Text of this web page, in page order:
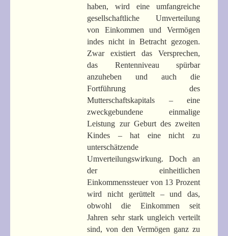
haben, wird eine umfangreiche
gesellschaftliche Umverteilung
von Einkommen und Vermögen
indes nicht in Betracht gezogen.
Zwar existiert das Versprechen,
das Rentenniveau spürbar
anzuheben und auch die
Fortführung des
Mutterschaftskapitals – eine
zweckgebundene einmalige
Leistung zur Geburt des zweiten
Kindes – hat eine nicht zu
unterschätzende
Umverteilungswirkung. Doch an
der einheitlichen
Einkommenssteuer von 13 Prozent
wird nicht gerüttelt – und das,
obwohl die Einkommen seit
Jahren sehr stark ungleich verteilt
sind, von den Vermögen ganz zu